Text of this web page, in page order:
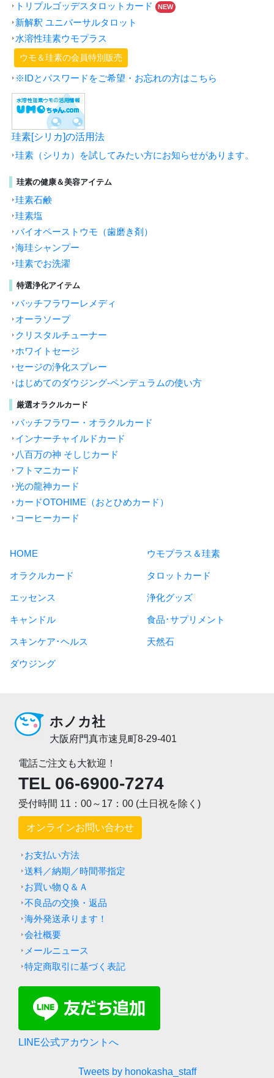
トリプルゴッデスタロットカード NEW
新解釈 ユニバーサルタロット
水溶性珪素ウモプラス
ウモ＆珪素の会員特別販売
※IDとパスワードをご希望・お忘れの方はこちら
珪素[シリカ]の活用法
珪素（シリカ）を試してみたい方にお知らせがあります。
珪素の健康＆美容アイテム
珪素石鹸
珪素塩
バイオペーストウモ（歯磨き剤）
海珪シャンプー
珪素でお洗濯
特選浄化アイテム
バッチフラワーレメディ
オーラソープ
クリスタルチューナー
ホワイトセージ
セージの浄化スプレー
はじめてのダウジング-ペンデュラムの使い方
厳選オラクルカード
バッチフラワー・オラクルカード
インナーチャイルドカード
八百万の神 そしじカード
フトマニカード
光の龍神カード
カードOTOHIME（おとひめカード）
コーヒーカード
HOME ウモプラス＆珪素
オラクルカード タロットカード
エッセンス 浄化グッズ
キャンドル 食品･サプリメント
スキンケア･ヘルス 天然石
ダウジング
ホノカ社
大阪府門真市速見町8-29-401
電話ご注文も大歓迎！
TEL 06-6900-7274
受付時間 11：00～17：00 (土日祝を除く)
オンラインお問い合わせ
お支払い方法
送料／納期／時間帯指定
お買い物Ｑ＆Ａ
不良品の交換・返品
海外発送承ります！
会社概要
メールニュース
特定商取引に基づく表記
LINE公式アカウントへ
Tweets by honokasha_staff